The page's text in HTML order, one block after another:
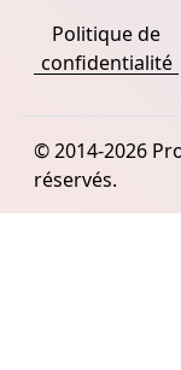
Politique de
confidentialité
© 2014-2026
réservés.